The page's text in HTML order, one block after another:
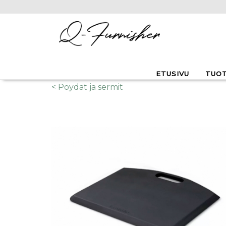
ETUSIVU
< Pöydät ja sermit